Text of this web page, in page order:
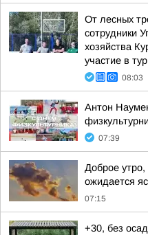
От лесных
сотрудники
хозяйства
участие в
08:03
Антон
07:39
Доброе утро,
ожидается
07:15
+30, без